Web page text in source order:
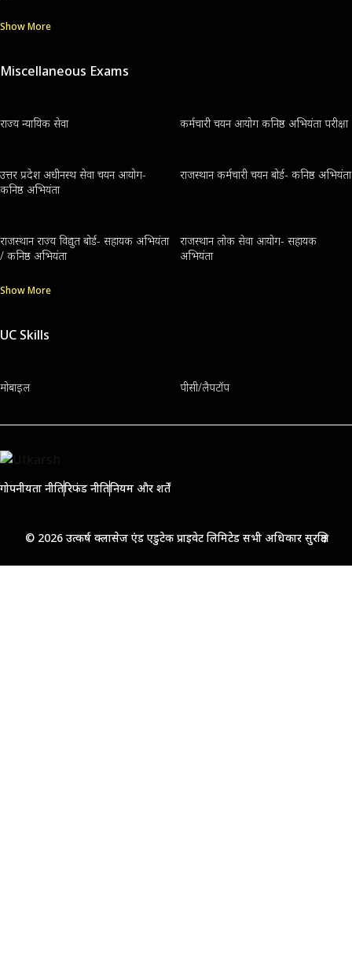
Show More
Miscellaneous Exams
राज्य न्यायिक सेवा कर्मचारी चयन आयोग कनिष्ठ अभियंता परीक्षा
उत्तर प्रदेश अधीनस्थ सेवा चयन आयोग-
कनिष्ठ अभियंता
राजस्थान कर्मचारी चयन बोर्ड- कनिष्ठ अभियंता
राजस्थान राज्य विद्युत बोर्ड- सहायक अभियंता
/ कनिष्ठ अभियंता
राजस्थान लोक सेवा आयोग- सहायक
अभियंता
Show More
UC Skills
मोबाइल पीसी/लैपटॉप
गोपनीयता नीतिरिफंड नीतिनियम और शर्तें
© 2026 उत्कर्ष क्लासेज एंड एडुटेक प्राइवेट लिमिटेड सभी अधिकार सुरक्षित